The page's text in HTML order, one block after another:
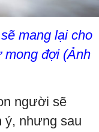
mang lại cho
mong đợi (Ảnh
người sẽ
ý, nhưng sau